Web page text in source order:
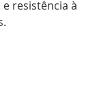
resistência à